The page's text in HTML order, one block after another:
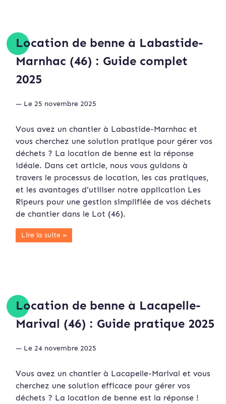
Location de benne à Labastide-
Marnhac (46) : Guide complet
2025
— Le 25 novembre 2025
Vous avez un chantier à Labastide-Marnhac et
vous cherchez une solution pratique pour gérer vos
déchets ? La location de benne est la réponse
idéale. Dans cet article, nous vous guidons à
travers le processus de location, les cas pratiques,
et les avantages d'utiliser notre application Les
Ripeurs pour une gestion simplifiée de vos déchets
de chantier dans le Lot (46).
Lire la suite »
Location de benne à Lacapelle-
Marival (46) : Guide pratique 2025
— Le 24 novembre 2025
Vous avez un chantier à Lacapelle-Marival et vous
cherchez une solution efficace pour gérer vos
déchets ? La location de benne est la réponse !